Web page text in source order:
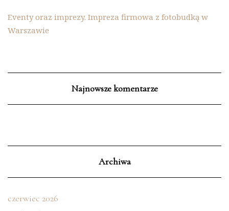
Eventy oraz imprezy. Impreza firmowa z fotobudką w
Warszawie
Najnowsze komentarze
Archiwa
czerwiec 2026